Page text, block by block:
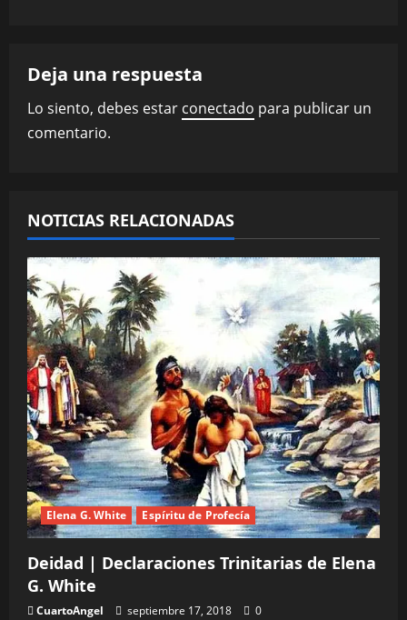
c
i
n
d
e
e
n
t
r
a
d
a
s
Deja una respuesta
Lo siento, debes estar conectado para publicar un
comentario.
NOTICIAS RELACIONADAS
Elena G. White Espíritu de Profecía
Deidad | Declaraciones Trinitarias de Elena
G. White
CuartoAngel septiembre 17, 2018 0